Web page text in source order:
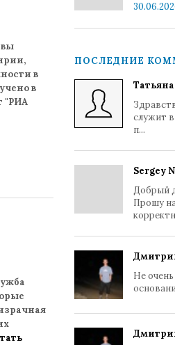
в
в
"РИА
ПОСЛЕДНИЕ
служит
п...
Sergey
Добрый
Прошу
Не